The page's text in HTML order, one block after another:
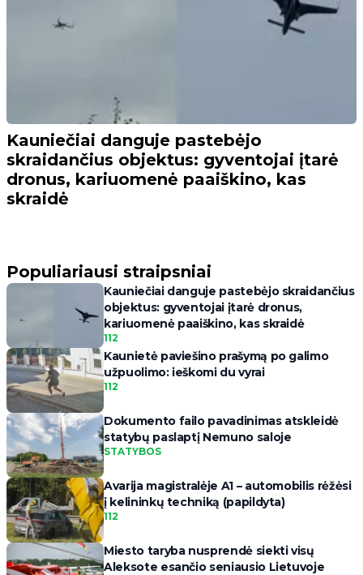
Kauniečiai danguje pastebėjo
skraidančius objektus: gyventojai įtarė
dronus, kariuomenė paaiškino, kas
skraidė
Populiariausi straipsniai
Kauniečiai danguje pastebėjo skraidančius
objektus: gyventojai įtarė dronus,
kariuomenė paaiškino, kas skraidė
112
Kaunietė paviešino prašymą po galimo
užpuolimo: ieškomi du vyrai
112
Dokumento failo pavadinimas atskleidė
statybų paslaptį Nemuno saloje
STATYBOS
Avarija magistralėje A1 – automobilis rėžėsi
į kelininkų techniką (papildyta)
112
Miesto taryba nusprendė siekti visų
Aleksote esančio seniausio Lietuvoje